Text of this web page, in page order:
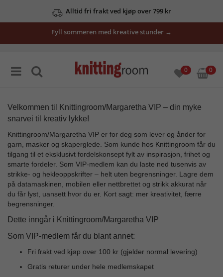
Alltid fri frakt ved kjøp over 799 kr
Fyll sommeren med kreative stunder →
0 0
Velkommen til Knittingroom/Margaretha VIP – din myke
snarvei til kreativ lykke!
Knittingroom/Margaretha VIP er for deg som lever og ånder for
garn, masker og skaperglede. Som kunde hos Knittingroom får du
tilgang til et eksklusivt fordelskonsept fylt av inspirasjon, frihet og
smarte fordeler. Som VIP-medlem kan du laste ned tusenvis av
strikke- og hekleoppskrifter – helt uten begrensninger. Lagre dem
på datamaskinen, mobilen eller nettbrettet og strikk akkurat når
du får lyst, uansett hvor du er. Kort sagt: mer kreativitet, færre
begrensninger.
Dette inngår i Knittingroom/Margaretha VIP
Som VIP-medlem får du blant annet:
Fri frakt ved kjøp over 100 kr (gjelder normal levering)
Gratis returer under hele medlemskapet